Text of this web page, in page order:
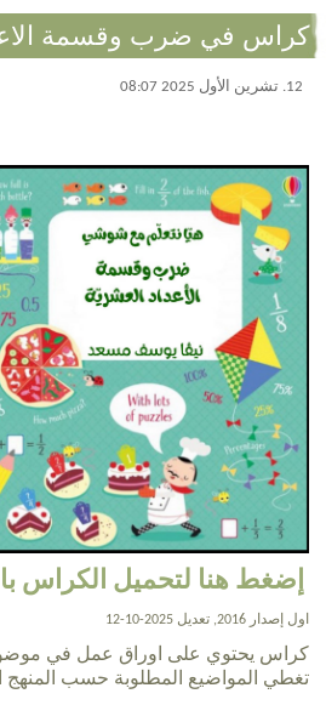
كراس في ضرب وقسمة
12. تشرين الأول 2025 08:07
إضغط هنا لتحميل الكراس
اول إصدار 2016, تعديل 2025-10-12
كراس يحتوي على اوراق عمل في
تغطي المواضيع المطلوبة حسب المنهج